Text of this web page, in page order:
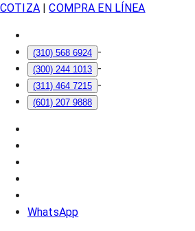
COTIZA| COMPRA EN LÍNEA
(310) 568 6924 -
(300) 244 1013 -
(311) 464 7215 -
(601) 207 9888
WhatsApp